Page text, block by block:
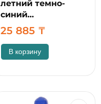
летний темно-
синий…
25 885 ₸
В корзину